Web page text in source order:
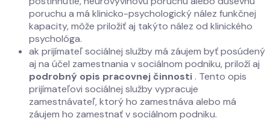
poruchu a má klinicko-psychologický nález funkčnej
kapacity, môže priložiť aj takýto nález od klinického
psychológa.
ak prijímateľ sociálnej služby má záujem byť posúdený
aj na účel zamestnania v sociálnom podniku, priloží aj
podrobný opis pracovnej činnosti . Tento opis
prijímateľovi sociálnej služby vypracuje
zamestnávateľ, ktorý ho zamestnáva alebo má
záujem ho zamestnať v sociálnom podniku.